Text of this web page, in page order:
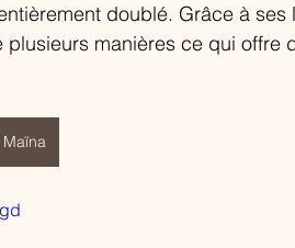
doublé. Grâce à ses
manières ce qui offre